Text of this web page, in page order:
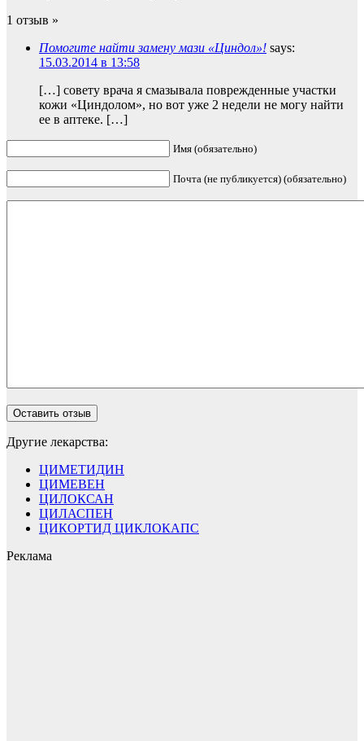
1 отзыв »
Помогите найти замену мази «Циндол»! says:
15.03.2014 в 13:58
[…] совету врача я смазывала поврежденные участки
кожи «Циндолом», но вот уже 2 недели не могу найти
ее в аптеке. […]
Имя (обязательно)
Почта (не публикуется) (обязательно)
Другие лекарства:
ЦИМЕТИДИН
ЦИМЕВЕН
ЦИЛОКСАН
ЦИЛАСПЕН
ЦИКОРТИД ЦИКЛОКАПС
Реклама